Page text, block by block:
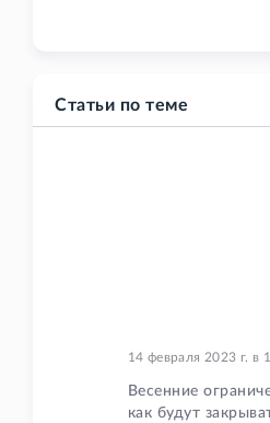
Статьи по теме
14 февраля 2023 г. в
Весенние
как будут